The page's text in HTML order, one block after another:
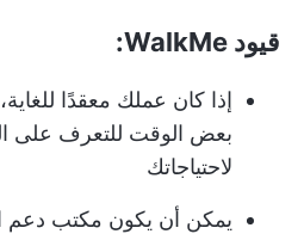
قيود WalkMe:
إذا كان عملك معقدًا
بعض الوقت للتعرف على
لاحتياجاتك
يمكن أن يكون مكتب دعم